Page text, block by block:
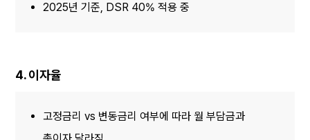
2025년 기준, DSR 40% 적용 중
4. 이자율
고정금리 vs 변동금리 여부에 따라 월 부담금과